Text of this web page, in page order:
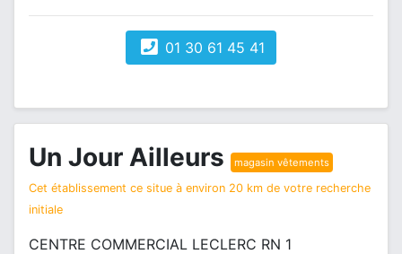
01 30 61 45 41
Un Jour Ailleurs magasin vêtements
Cet établissement ce situe à environ 20 km de votre recherche
initiale
CENTRE COMMERCIAL LECLERC RN 1